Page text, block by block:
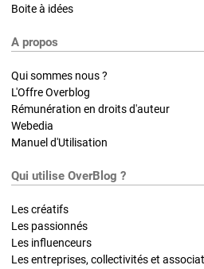
Boite à idées
A propos
Qui sommes nous ?
L'Offre Overblog
Rémunération en droits d'auteur
Webedia
Manuel d'Utilisation
Qui utilise OverBlog ?
Les créatifs
Les passionnés
Les influenceurs
Les entreprises, collectivités et